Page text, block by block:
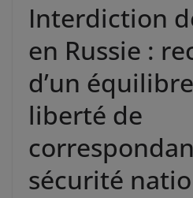
Interdiction
en Russie :
d’un
liberté de
sécurité